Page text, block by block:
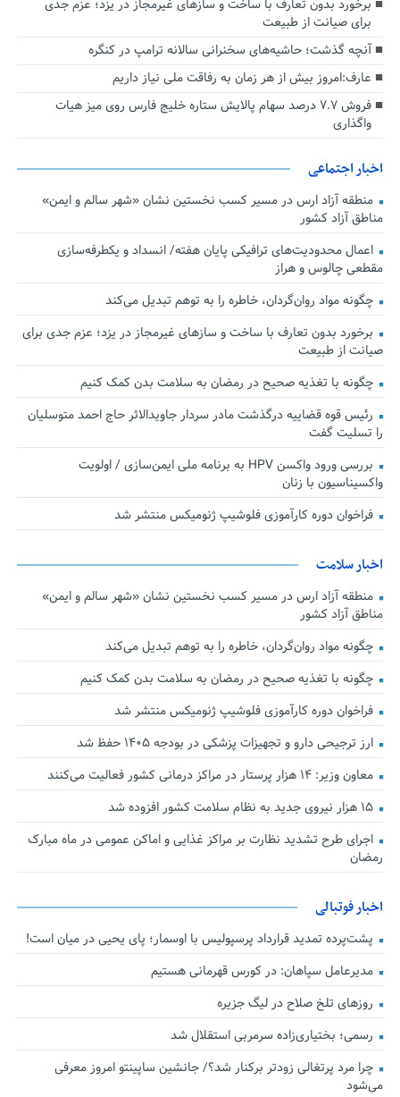
برخورد بدون تعارف با ساخت‌ و سازهای غیرمجاز در یزد؛ عزم جدی
برای صیانت از طبیعت
آنچه گذشت؛ حاشیه‌های سخنرانی سالانه ترامپ در کنگره
عارف:امروز بیش از هر زمان به رفاقت ملی نیاز داریم
فروش ۷.۷ درصد سهام پالایش ستاره خلیج فارس روی میز هیات
واگذاری
اخبار اجتماعی
منطقه آزاد ارس در مسیر کسب نخستین نشان «شهر سالم و ایمن»
مناطق آزاد کشور
اعمال محدودیت‌های ترافیکی پایان هفته/ انسداد و یکطرفه‌سازی
مقطعی چالوس و هراز
چگونه مواد روان‌گردان، خاطره را به توهم تبدیل می‌کند
برخورد بدون تعارف با ساخت‌ و سازهای غیرمجاز در یزد؛ عزم جدی برای
صیانت از طبیعت
چگونه با تغذیه صحیح در رمضان به سلامت بدن کمک کنیم
رئیس قوه قضاییه درگذشت مادر سردار جاویدالاثر حاج احمد متوسلیان
را تسلیت گفت
بررسی ورود واکسن HPV به برنامه ملی ایمن‌سازی / اولویت
واکسیناسیون با زنان
فراخوان دوره کارآموزی فلوشیپ ژنومیکس منتشر شد
اخبار سلامت
منطقه آزاد ارس در مسیر کسب نخستین نشان «شهر سالم و ایمن»
مناطق آزاد کشور
چگونه مواد روان‌گردان، خاطره را به توهم تبدیل می‌کند
چگونه با تغذیه صحیح در رمضان به سلامت بدن کمک کنیم
فراخوان دوره کارآموزی فلوشیپ ژنومیکس منتشر شد
ارز ترجیحی دارو و تجهیزات پزشکی در بودجه ۱۴۰۵ حفظ شد
معاون وزیر: ۱۴ هزار پرستار در مراکز درمانی کشور فعالیت می‌کنند
۱۵ هزار نیروی جدید به نظام سلامت کشور افزوده شد
اجرای طرح تشدید نظارت بر مراکز غذایی و اماکن عمومی در ماه مبارک
رمضان
اخبار فوتبالی
پشت‌پرده تمدید قرارداد پرسپولیس با اوسمار؛ پای یحیی در میان است!
مدیرعامل سپاهان: در کورس قهرمانی هستیم
روزهای تلخ صلاح در لیگ جزیره
رسمی؛ بختیاری‌زاده سرمربی استقلال شد
چرا مرد پرتغالی زودتر برکنار شد؟/ جانشین ساپینتو امروز معرفی
می‌شود